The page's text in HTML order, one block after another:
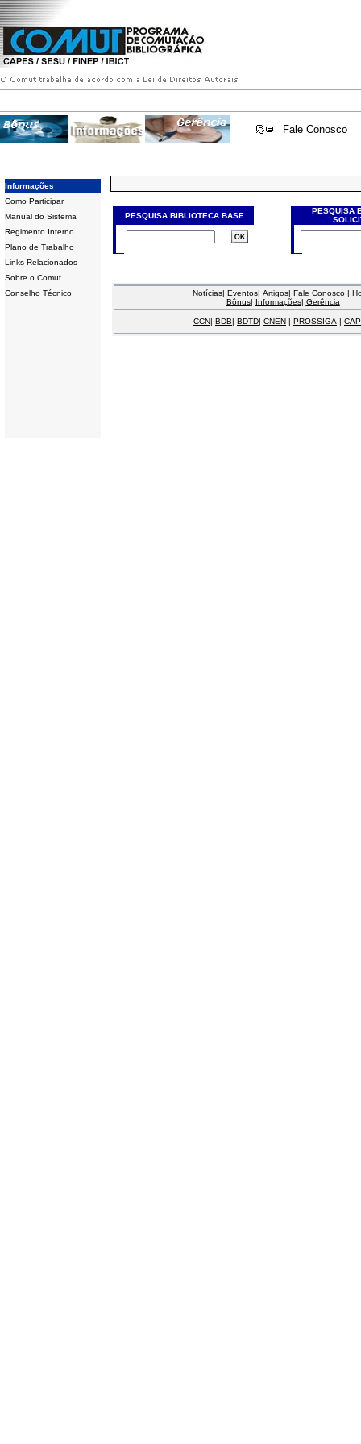
Fale Conosco
Informações
Como Participar
Manual do Sistema
Regimento Interno
Plano de Trabalho
Links Relacionados
Sobre o Comut
Conselho Técnico
PESQUISA BIBLIOTECA BASE
PESQUISA
Notícias| Eventos| Artigos| Fale Conosco |
Bônus| Informações| Gerência
CCN| BDB| BDTD| CNEN | PROSSIGA |